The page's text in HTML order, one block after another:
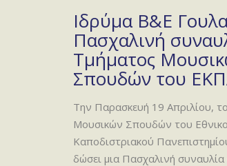
Ιδρύμα Β&Ε
Πασχαλινή
Τμήματος
Σπουδών του
Την Παρασκευή 19 Απριλίου,
Μουσικών Σπουδών του
Καποδιστριακού
δώσει μια Πασχαλινή συναυλία